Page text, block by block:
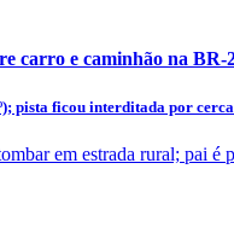
carro e caminhão na BR-
pista ficou interditada por